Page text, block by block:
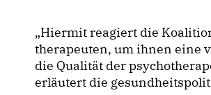
Hiermit reagiert die
therapeuten, um ihnen eine
die Qualität der
erläutert die